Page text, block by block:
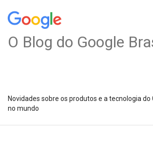
O Blog do Google
Novidades sobre os produtos e a tecnologia do
no mundo